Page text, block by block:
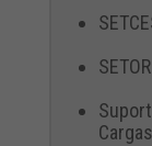
Cargas